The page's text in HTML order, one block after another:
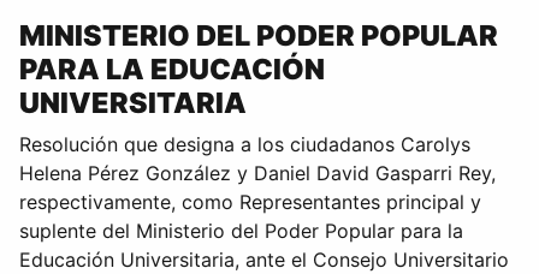
MINISTERIO DEL PODER POPULAR
PARA LA EDUCACIÓN
UNIVERSITARIA
Resolución que designa a los ciudadanos Carolys
Helena Pérez González y Daniel David Gasparri Rey,
respectivamente, como Representantes principal y
suplente del Ministerio del Poder Popular para la
Educación Universitaria, ante el Consejo Universitario